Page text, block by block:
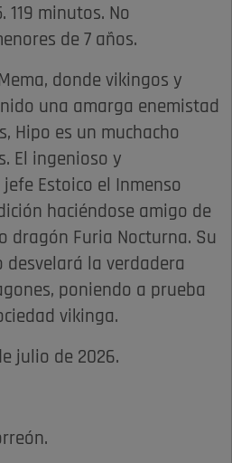
119 minutos. No
de 7 años.
donde vikingos y
una amarga enemistad
Hipo es un muchacho
El ingenioso y
Estoico el Inmenso
haciéndose amigo de
dragón Furia Nocturna. Su
desvelará la verdadera
poniendo a prueba
vikinga.
julio de 2026.